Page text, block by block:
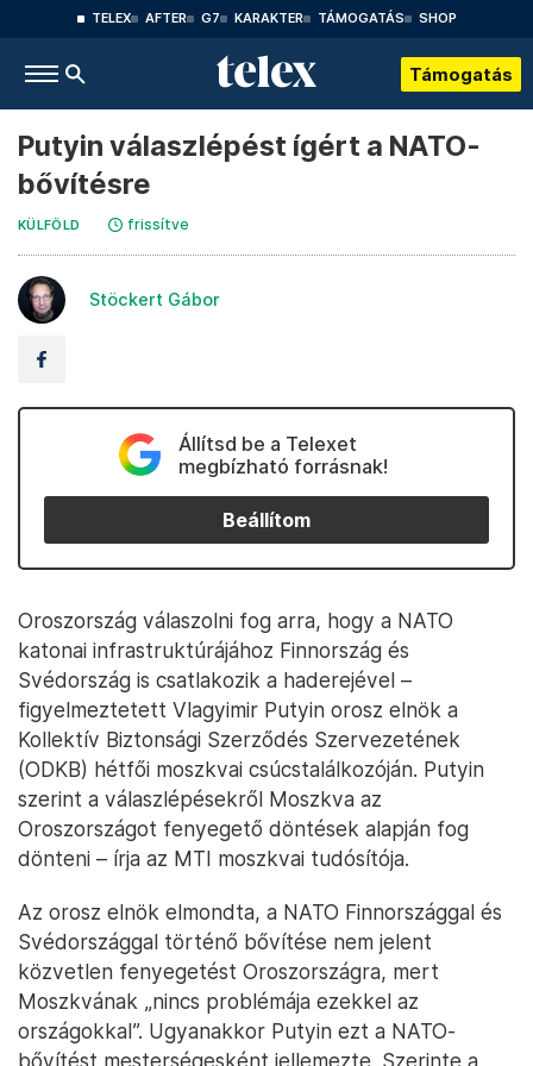
TELEX AFTER G7 KARAKTER TÁMOGATÁS SHOP
Támogatás
Putyin válaszlépést ígért a NATO-
bővítésre
KÜLFÖLD frissítve
Stöckert Gábor
Állítsd be a Telexet
megbízható forrásnak!
Beállítom
Oroszország válaszolni fog arra, hogy a NATO
katonai infrastruktúrájához Finnország és
Svédország is csatlakozik a haderejével –
figyelmeztetett Vlagyimir Putyin orosz elnök a
Kollektív Biztonsági Szerződés Szervezetének
(ODKB) hétfői moszkvai csúcstalálkozóján. Putyin
szerint a válaszlépésekről Moszkva az
Oroszországot fenyegető döntések alapján fog
dönteni – írja az MTI moszkvai tudósítója.
Az orosz elnök elmondta, a NATO Finnországgal és
Svédországgal történő bővítése nem jelent
közvetlen fenyegetést Oroszországra, mert
Moszkvának „nincs problémája ezekkel az
országokkal”. Ugyanakkor Putyin ezt a NATO-
bővítést mesterségesként jellemezte. Szerinte a